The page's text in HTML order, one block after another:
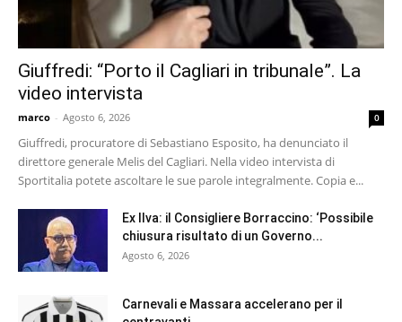
Giuffredi: “Porto il Cagliari in tribunale”. La
video intervista
marco - Agosto 6, 2026 0
Giuffredi, procuratore di Sebastiano Esposito, ha denunciato il
direttore generale Melis del Cagliari. Nella video intervista di
Sportitalia potete ascoltare le sue parole integralmente. Copia e...
Ex Ilva: il Consigliere Borraccino: ‘Possibile
chiusura risultato di un Governo...
Agosto 6, 2026
Carnevali e Massara accelerano per il